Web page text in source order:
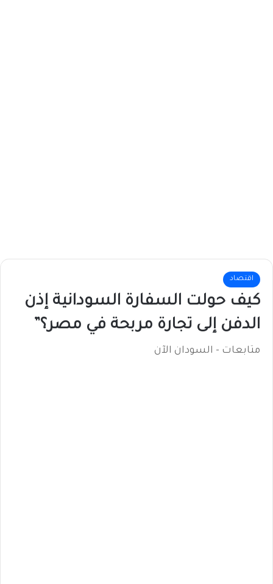
اقتصاد
كيف حولت السفارة السودانية إذن
الدفن إلى تجارة مربحة في مصر؟”
متابعات - السودان الآن